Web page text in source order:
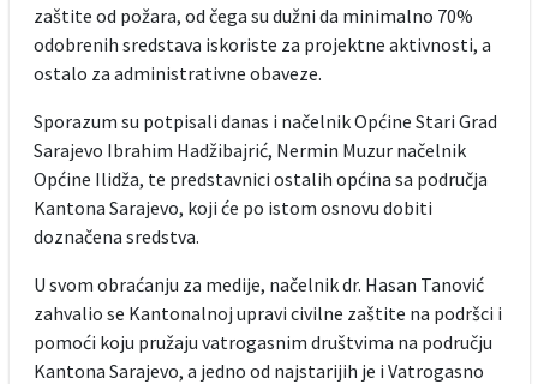
zaštite od požara, od čega su dužni da minimalno 70%
odobrenih sredstava iskoriste za projektne aktivnosti, a
ostalo za administrativne obaveze.
Sporazum su potpisali danas i načelnik Općine Stari Grad
Sarajevo Ibrahim Hadžibajrić, Nermin Muzur načelnik
Općine Ilidža, te predstavnici ostalih općina sa područja
Kantona Sarajevo, koji će po istom osnovu dobiti
doznačena sredstva.
U svom obraćanju za medije, načelnik dr. Hasan Tanović
zahvalio se Kantonalnoj upravi civilne zaštite na podršci i
pomoći koju pružaju vatrogasnim društvima na području
Kantona Sarajevo, a jedno od najstarijih je i Vatrogasno